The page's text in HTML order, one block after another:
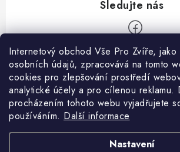
Internetový obchod Vše Pro Zvíře, jako
osobních údajů, zpracovává na tomto
cookies pro zlepšování prostředí
analytické účely a pro cílenou reklamu.
procházením tohoto webu vyjadřujete
používáním. Další informace
Nastavení
Informace pro Vás
Ceník dopravy
Kontakty
Heuréka recenze